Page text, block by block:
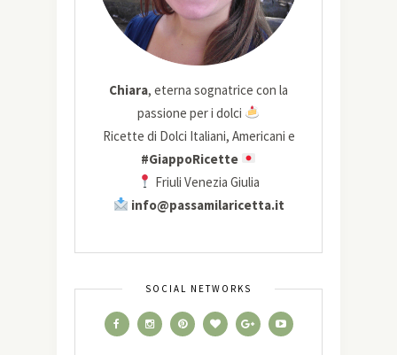
Chiara, eterna sognatrice con la
passione per i dolci
Ricette di Dolci Italiani, Americani e
#GiappoRicette
Friuli Venezia Giulia
info@passamilaricetta.it
SOCIAL NETWORKS